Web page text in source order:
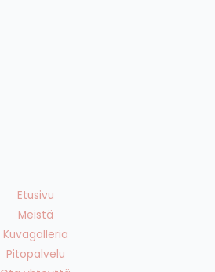
Etusivu
Meistä
Kuvagalleria
Pitopalvelu